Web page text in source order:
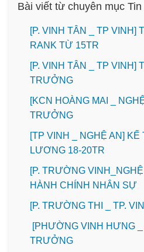
Bài viết từ chuyên mục Tin
[P. VINH TÂN _ TP VINH]
RANK TỪ 15TR
[P. VINH TÂN _ TP VINH]
TRƯỞNG
️[KCN HOÀNG MAI _
TRƯỞNG
[TP VINH _ NGHỆ AN]
LƯƠNG 18-20TR
[P. TRƯỜNG
HÀNH CHÍNH NHÂN SỰ
️[P. TRƯỜNG THI _ TP.
[PHƯỜNG VINH HƯNG
TRƯỞNG